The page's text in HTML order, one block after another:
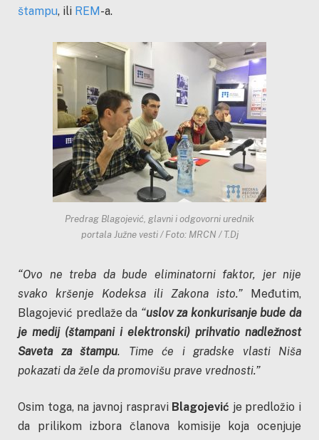
štampu, ili REM-a.
Predrag Blagojević, glavni i odgovorni urednik
portala Južne vesti / Foto: MRCN / T.Dj
“Ovo ne treba da bude eliminatorni faktor, jer nije
svako kršenje Kodeksa ili Zakona isto.” Međutim,
Blagojević predlaže da “uslov za konkurisanje bude da
je medij (štampani i elektronski) prihvatio nadležnost
Saveta za štampu. Time će i gradske vlasti Niša
pokazati da žele da promovišu prave vrednosti.”
Osim toga, na javnoj raspravi Blagojević je predložio i
da prilikom izbora članova komisije koja ocenjuje